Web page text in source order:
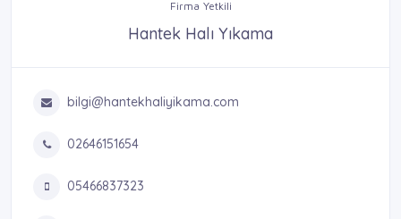
Firma Yetkili
Hantek Halı Yıkama
bilgi@hantekhaliyikama.com
02646151654
05466837323